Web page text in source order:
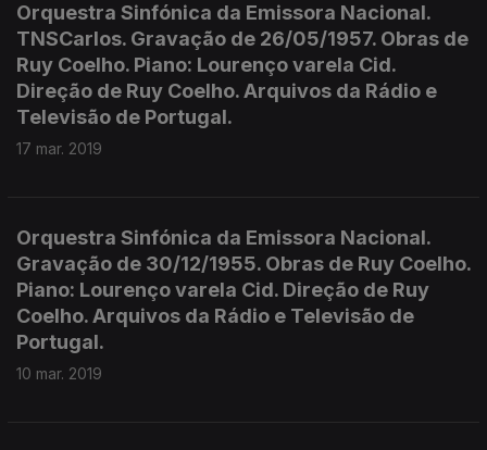
Orquestra Sinfónica da Emissora Nacional.
TNSCarlos. Gravação de 26/05/1957. Obras de
Ruy Coelho. Piano: Lourenço varela Cid.
Direção de Ruy Coelho. Arquivos da Rádio e
Televisão de Portugal.
17 mar. 2019
Orquestra Sinfónica da Emissora Nacional.
Gravação de 30/12/1955. Obras de Ruy Coelho.
Piano: Lourenço varela Cid. Direção de Ruy
Coelho. Arquivos da Rádio e Televisão de
Portugal.
10 mar. 2019